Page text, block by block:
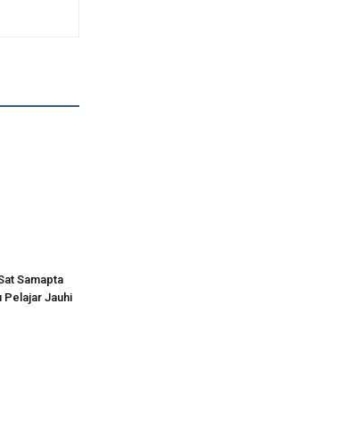
Samapta
Pelajar Jauhi